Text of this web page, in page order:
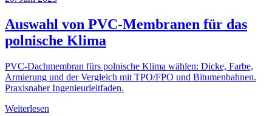
Auswahl von PVC-Membranen für das
polnische Klima
PVC-Dachmembran fürs polnische Klima wählen: Dicke, Farbe,
Armierung und der Vergleich mit TPO/FPO und Bitumenbahnen.
Praxisnaher Ingenieurleitfaden.
Weiterlesen